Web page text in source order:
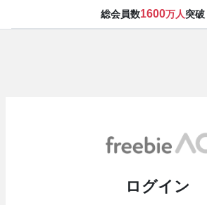
総会員数1600万人突破
ログイン